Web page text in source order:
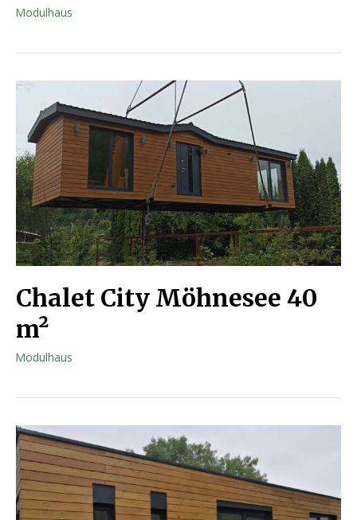
Modulhaus
Chalet City Möhnesee 40
m²
Modulhaus